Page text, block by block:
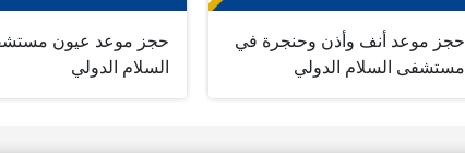
حجز موعد أنف وأذن وحنجرة في
مستشفى السلام الدولي
حجز موعد عيون
السلام الدولي